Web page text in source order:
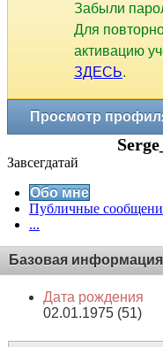
Забыли
Для
активацию
ЗДЕСЬ.
Просмотр
Завсегдатай
Обо мне
Публичные
...
Базовая информация
Дата рождения
02.01.1975 (51)